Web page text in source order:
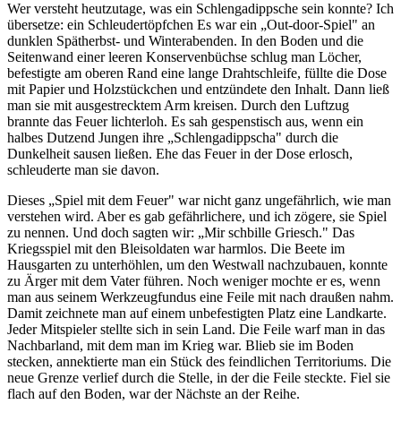
Wer versteht heutzutage, was ein Schlengadippsche sein konnte? Ich
übersetze: ein Schleudertöpfchen Es war ein „Out-door-Spiel" an
dunklen Spätherbst- und Winterabenden. In den Boden und die
Seitenwand einer leeren Konservenbüchse schlug man Löcher,
befestigte am oberen Rand eine lange Drahtschleife, füllte die Dose
mit Papier und Holzstückchen und entzündete den Inhalt. Dann ließ
man sie mit ausgestrecktem Arm kreisen. Durch den Luftzug
brannte das Feuer lichterloh. Es sah gespenstisch aus, wenn ein
halbes Dutzend Jungen ihre „Schlengadippscha" durch die
Dunkelheit sausen ließen. Ehe das Feuer in der Dose erlosch,
schleuderte man sie davon.
Dieses „Spiel mit dem Feuer" war nicht ganz ungefährlich, wie man
verstehen wird. Aber es gab gefährlichere, und ich zögere, sie Spiel
zu nennen. Und doch sagten wir: „Mir schbille Griesch." Das
Kriegsspiel mit den Bleisoldaten war harmlos. Die Beete im
Hausgarten zu unterhöhlen, um den Westwall nachzubauen, konnte
zu Ärger mit dem Vater führen. Noch weniger mochte er es, wenn
man aus seinem Werkzeugfundus eine Feile mit nach draußen nahm.
Damit zeichnete man auf einem unbefestigten Platz eine Landkarte.
Jeder Mitspieler stellte sich in sein Land. Die Feile warf man in das
Nachbarland, mit dem man im Krieg war. Blieb sie im Boden
stecken, annektierte man ein Stück des feindlichen Territoriums. Die
neue Grenze verlief durch die Stelle, in der die Feile steckte. Fiel sie
flach auf den Boden, war der Nächste an der Reihe.